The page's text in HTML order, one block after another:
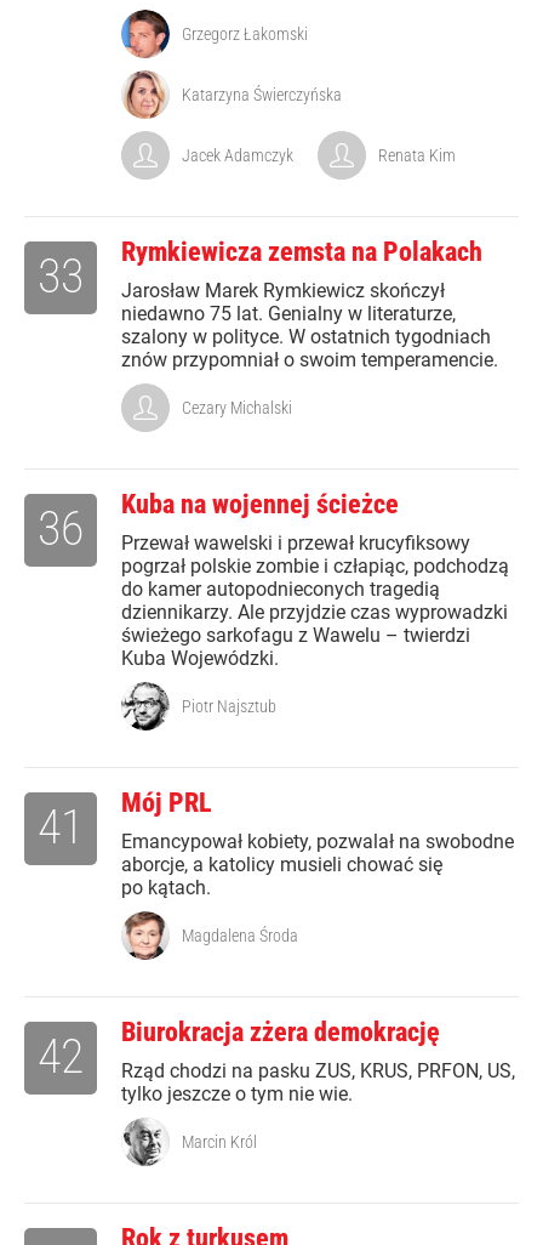
Grzegorz Łakomski
Katarzyna Świerczyńska
Jacek Adamczyk Renata Kim
Rymkiewicza zemsta na Polakach
Jarosław Marek Rymkiewicz skończył
niedawno 75 lat. Genialny w literaturze,
szalony w polityce. W ostatnich tygodniach
znów przypomniał o swoim temperamencie.
33
Cezary Michalski
Kuba na wojennej ścieżce
Przewał wawelski i przewał krucyfiksowy
pogrzał polskie zombie i człapiąc, podchodzą
do kamer autopodnieconych tragedią
dziennikarzy. Ale przyjdzie czas wyprowadzki
świeżego sarkofagu z Wawelu – twierdzi
Kuba Wojewódzki.
36
Piotr Najsztub
Mój PRL
Emancypował kobiety, pozwalał na swobodne
aborcje, a katolicy musieli chować się
po kątach.
41
Magdalena Środa
Biurokracja zżera demokrację
Rząd chodzi na pasku ZUS, KRUS, PRFON, US,
tylko jeszcze o tym nie wie.
42
Marcin Król
Rok z turkusem